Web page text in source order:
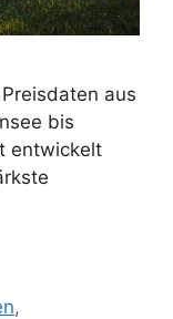
aus
bis
entwickelt
,